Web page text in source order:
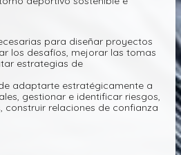
para diseñar proyectos
los desafíos, mejorar las tomas
estrategias de
adaptarte estratégicamente a
gestionar e identificar riesgos,
construir relaciones de confianza